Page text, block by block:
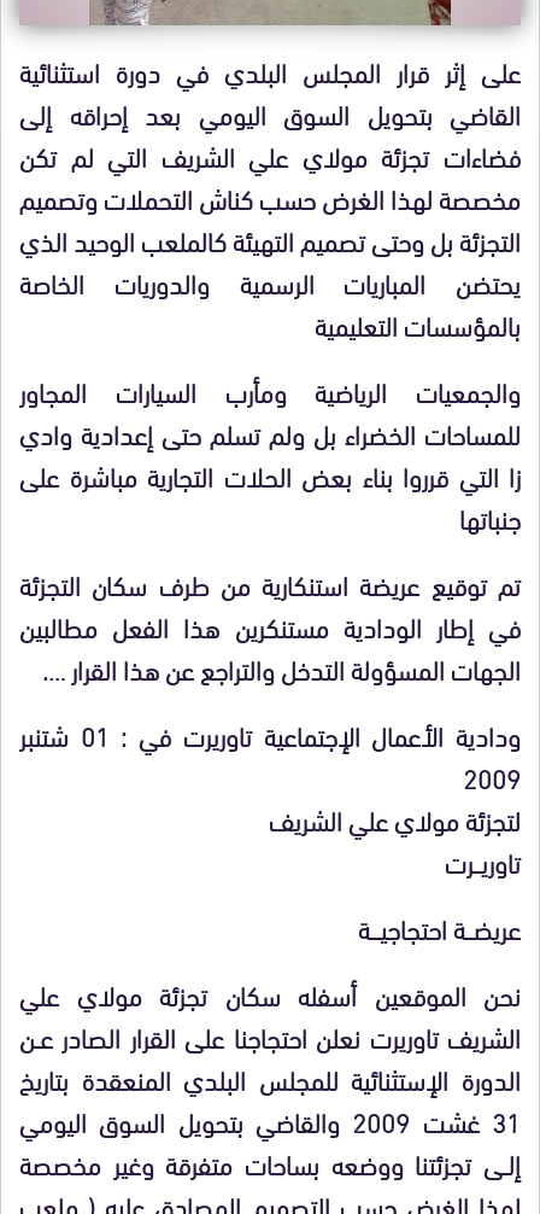
على إثر قرار المجلس البلدي في دورة استثنائية
القاضي بتحويل السوق اليومي بعد إحراقه إلى
فضاءات تجزئة مولاي علي الشريف التي لم تكن
مخصصة لهذا الغرض حسب كناش التحملات وتصميم
التجزئة بل وحتى تصميم التهيئة كالملعب الوحيد الذي
يحتضن المباريات الرسمية والدوريات الخاصة
بالمؤسسات التعليمية
والجمعيات الرياضية ومأرب السيارات المجاور
للمساحات الخضراء بل ولم تسلم حتى إعدادية وادي
زا التي قرروا بناء بعض الحلات التجارية مباشرة على
جنباتها
تم توقيع عريضة استنكارية من طرف سكان التجزئة
في إطار الودادية مستنكرين هذا الفعل مطالبين
الجهات المسؤولة التدخل والتراجع عن هذا القرار ….
ودادية الأعمال الإجتماعية تاوريرت في : 01 شتنبر
2009
لتجزئة مولاي علي الشريف
تاوريـــرت
عريضـــة احتجاجيــــة
نحن الموقعين أسفله سكان تجزئة مولاي علي
الشريف تاوريرت نعلن احتجاجنا على القرار الصادر عــن
الدورة الإستثنائية للمجلس البلدي المنعقدة بتاريخ
31 غشت 2009 والقاضي بتحويل السوق اليومي
إلــى تجزئتنا ووضعه بساحات متفرقة وغير مخصصة